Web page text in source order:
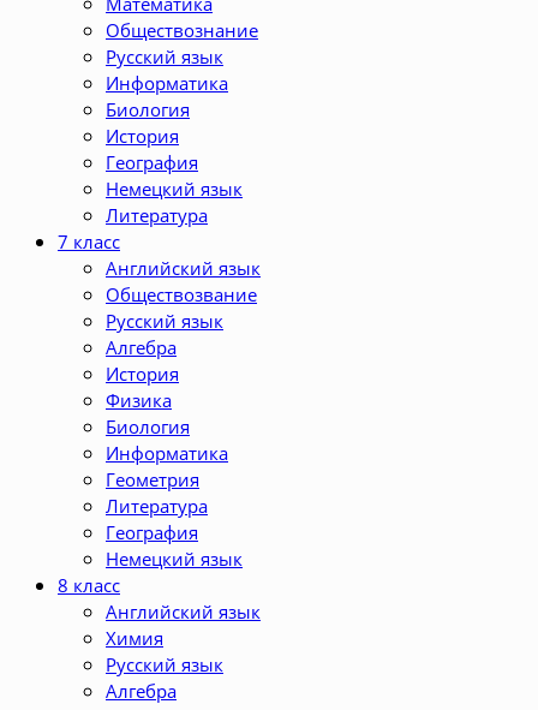
Обществознание
Русский язык
Информатика
Биология
История
География
Немецкий язык
Литература
7 класс
Английский язык
Обществозвание
Русский язык
Алгебра
История
Физика
Биология
Информатика
Геометрия
Литература
География
Немецкий язык
8 класс
Английский язык
Химия
Русский язык
Алгебра